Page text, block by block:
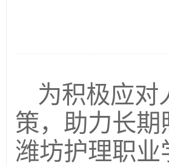
为积极应对
策，助力长
潍坊护理职业